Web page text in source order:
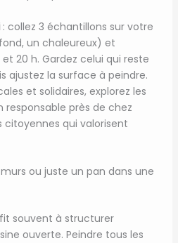
: collez 3 échantillons sur votre
un chaleureux) et
20 h. Gardez celui qui reste
ajustez la surface à peindre.
et solidaires, explorez les
près de chez
qui valorisent
ou juste un pan dans une
souvent à structurer
ouverte. Peindre tous les